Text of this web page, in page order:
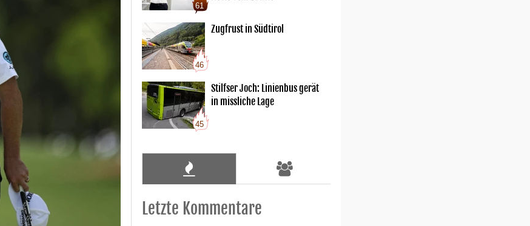
61
46
Zugfrust in Südtirol
45
Stilfser Joch: Linienbus gerät
in missliche Lage
Letzte Kommentare